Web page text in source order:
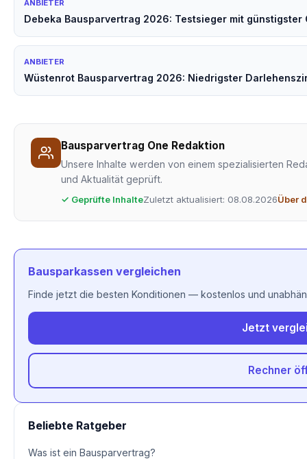
ANBIETER
Debeka Bausparvertrag 2026: Testsieger mit günstigster
ANBIETER
Wüstenrot Bausparvertrag 2026: Niedrigster
Bausparvertrag One Redaktion
Unsere Inhalte werden von einem spezialisierten
und Aktualität geprüft.
✓ Geprüfte InhalteZuletzt aktualisiert: 08.08.2026Über
Bausparkassen vergleichen
Finde jetzt die besten Konditionen — kostenlos und
Jetzt
Rechner
Beliebte Ratgeber
Was ist ein Bausparvertrag?